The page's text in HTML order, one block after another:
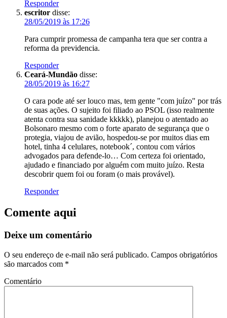
Responder
escritor disse:
28/05/2019 às 17:26
Para cumprir promessa de campanha tera que ser contra a
reforma da previdencia.
Responder
Ceará-Mundão disse:
28/05/2019 às 16:27
O cara pode até ser louco mas, tem gente "com juízo" por trás
de suas ações. O sujeito foi filiado ao PSOL (isso realmente
atenta contra sua sanidade kkkkk), planejou o atentado ao
Bolsonaro mesmo com o forte aparato de segurança que o
protegia, viajou de avião, hospedou-se por muitos dias em
hotel, tinha 4 celulares, notebook´, contou com vários
advogados para defende-lo… Com certeza foi orientado,
ajudado e financiado por alguém com muito juízo. Resta
descobrir quem foi ou foram (o mais provável).
Responder
Comente aqui
Deixe um comentário
O seu endereço de e-mail não será publicado. Campos obrigatórios
são marcados com *
Comentário